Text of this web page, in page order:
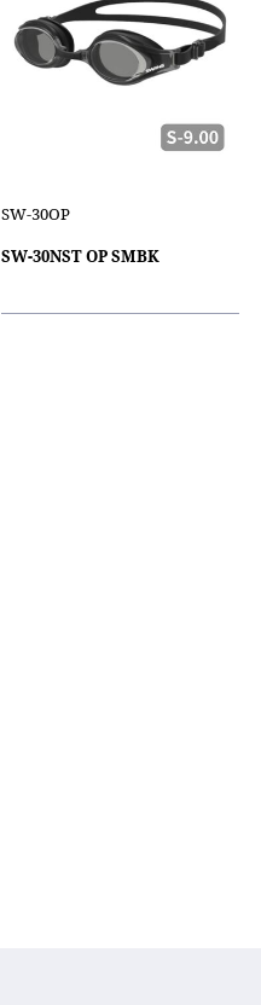
SW-30OP
SW-30NST OP SMBK